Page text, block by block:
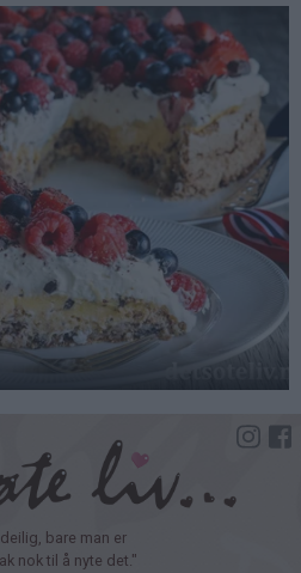
bare man er
nok til å nyte det."